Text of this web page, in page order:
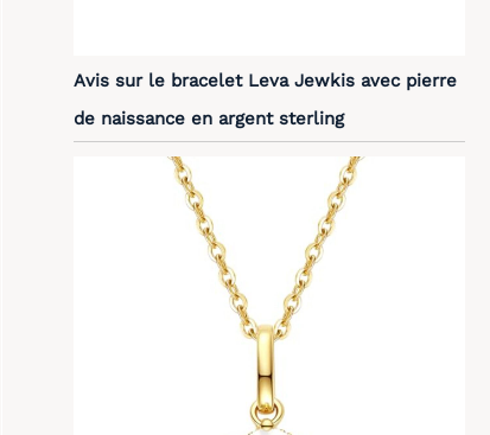
Avis sur le bracelet Leva Jewkis avec pierre
de naissance en argent sterling